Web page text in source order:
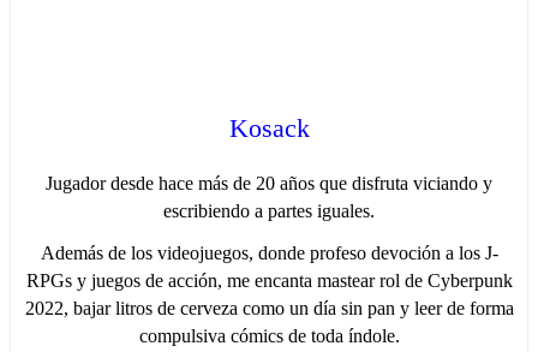
Kosack
Jugador desde hace más de 20 años que disfruta viciando y
escribiendo a partes iguales.
Además de los videojuegos, donde profeso devoción a los J-
RPGs y juegos de acción, me encanta mastear rol de Cyberpunk
2022, bajar litros de cerveza como un día sin pan y leer de forma
compulsiva cómics de toda índole.